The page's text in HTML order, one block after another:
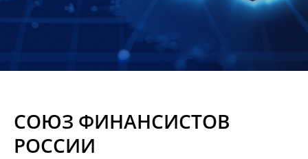
Контакты
Материалы
СОЮЗ ФИНАНСИСТОВ
РОССИИ